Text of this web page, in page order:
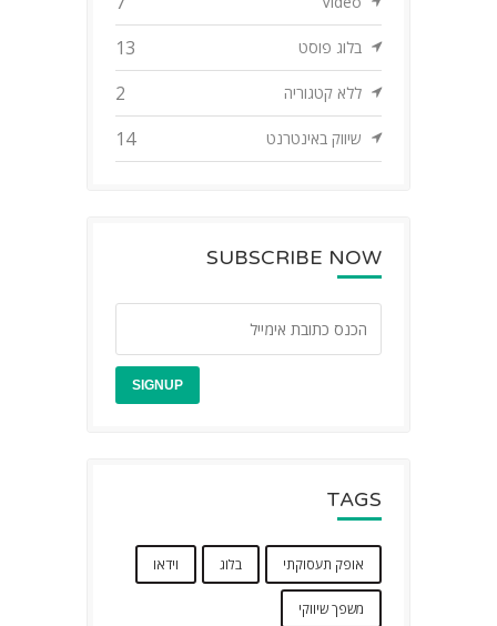
בלוג פוסט 13
ללא קטגוריה 2
שיווק באינטרנט 14
SUBSCRIBE NOW
TAGS
אופק תעסוקתי בלוג וידאו
משפך שיווקי